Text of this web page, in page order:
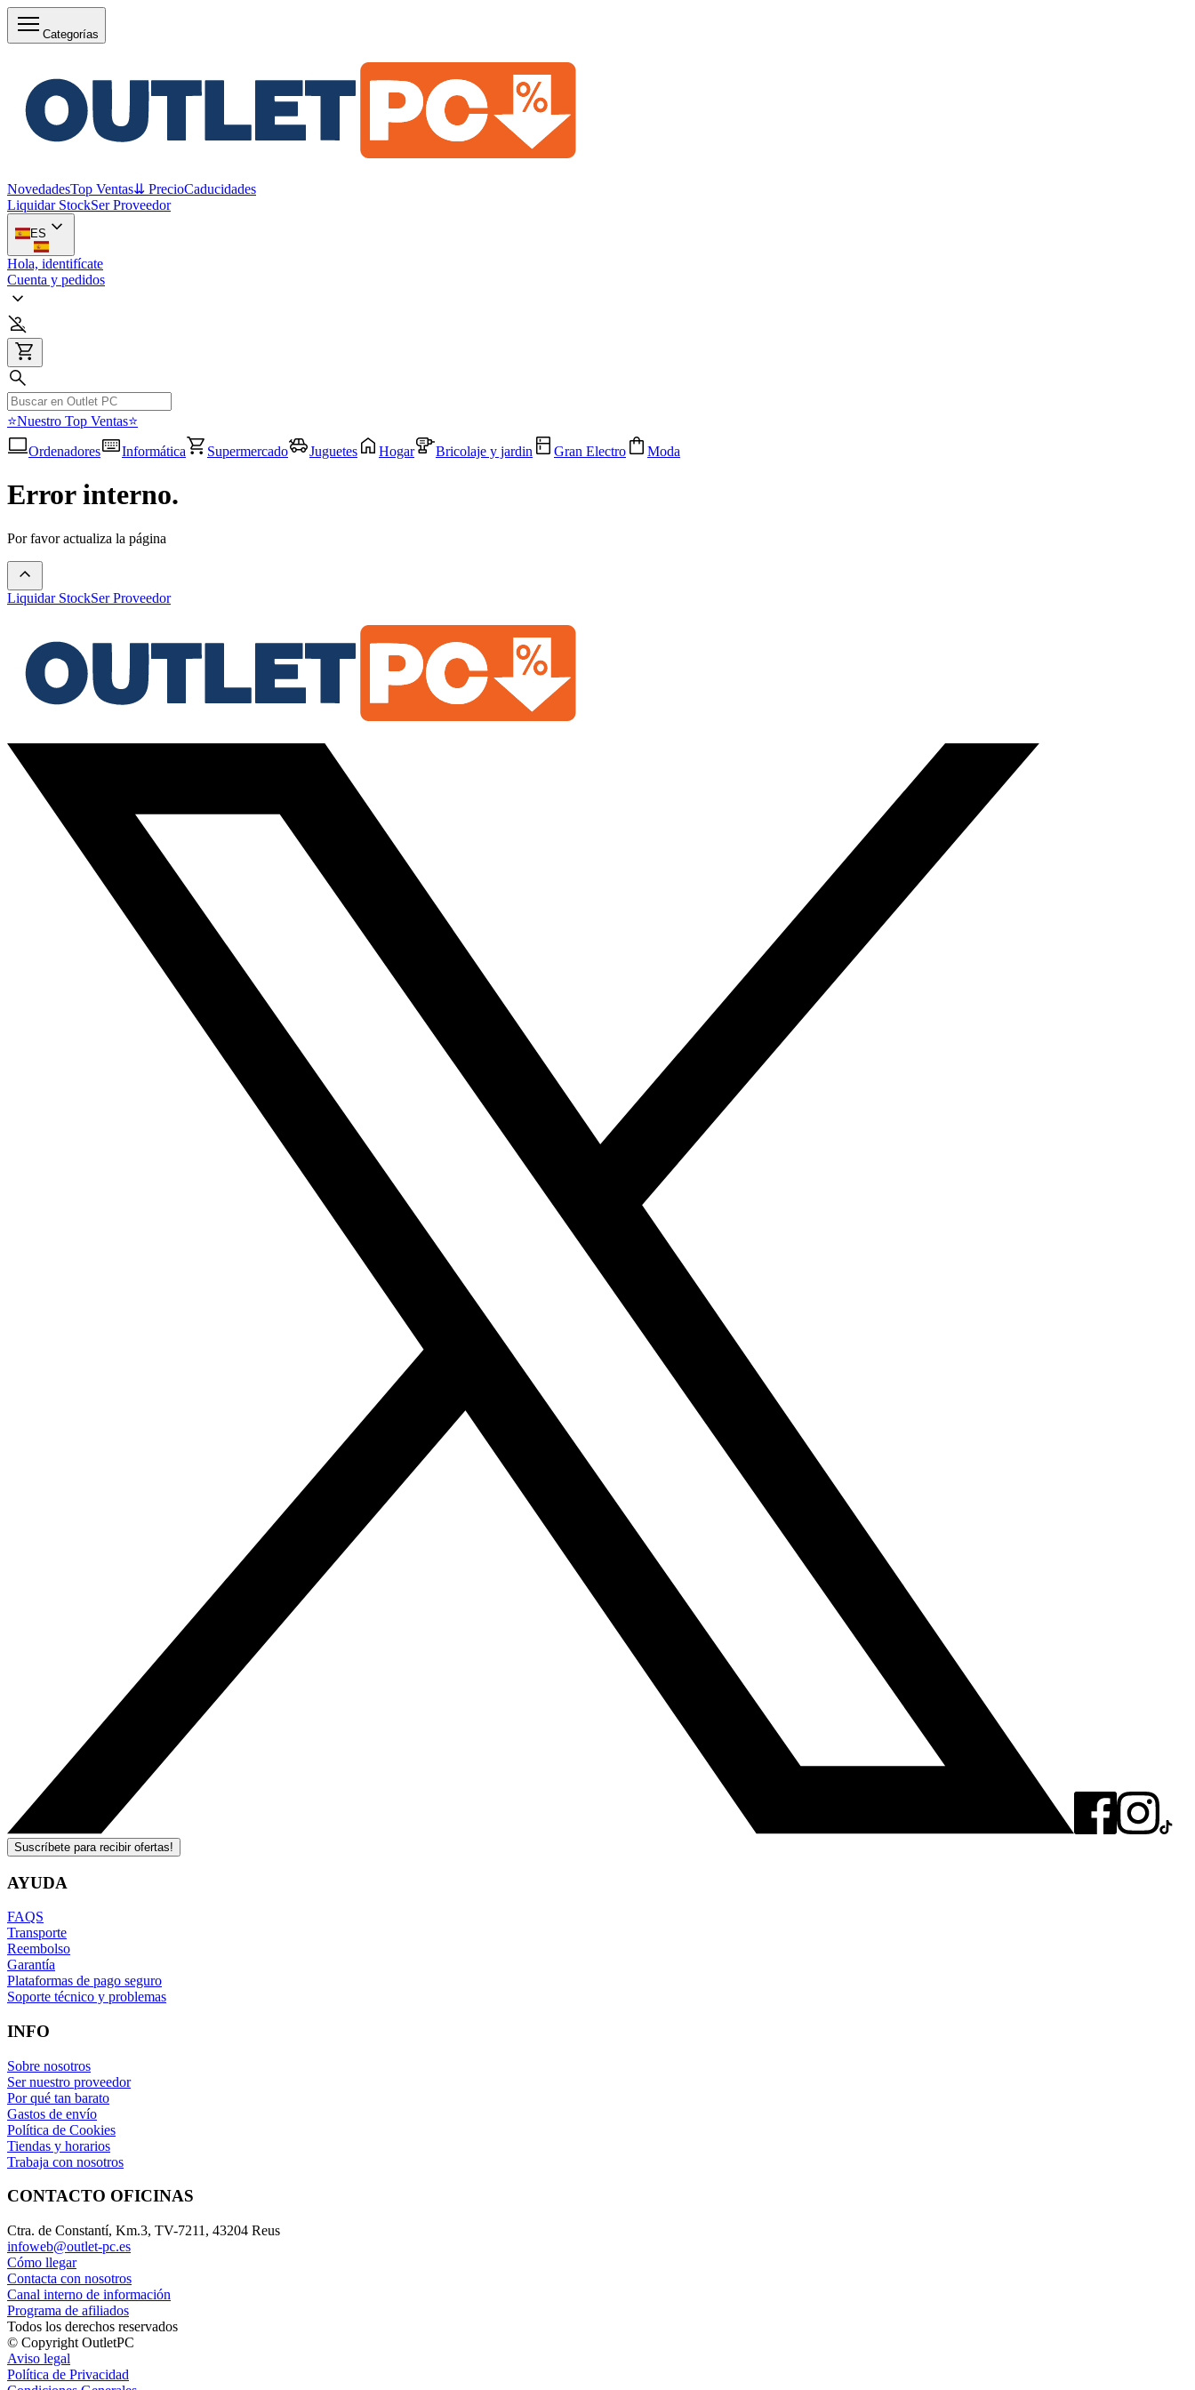
Categorías
NovedadesTop Ventas⇊ PrecioCaducidades
Liquidar StockSer Proveedor
ES
Hola, identifícate
Cuenta y pedidos
⭐Nuestro Top Ventas⭐
Ordenadores
Informática Supermercado Juguetes Hogar Bricolaje y jardin Gran Electro Moda
Error interno.
Por favor actualiza la página
Liquidar StockSer Proveedor
Suscríbete para recibir ofertas!
AYUDA
FAQS
Transporte
Reembolso
Garantía
Plataformas de pago seguro
Soporte técnico y problemas
INFO
Sobre nosotros
Ser nuestro proveedor
Por qué tan barato
Gastos de envío
Política de Cookies
Tiendas y horarios
Trabaja con nosotros
CONTACTO OFICINAS
Ctra. de Constantí, Km.3, TV-7211, 43204 Reus
infoweb@outlet-pc.es
Cómo llegar
Contacta con nosotros
Canal interno de información
Programa de afiliados
Todos los derechos reservados
© Copyright OutletPC
Aviso legal
Política de Privacidad